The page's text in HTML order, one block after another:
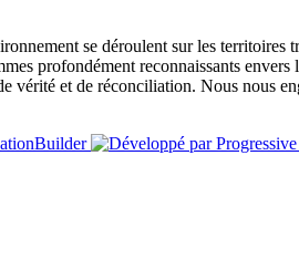
se déroulent sur les
profondément reconnaissants
vérité et de réconciliation. Nous nous